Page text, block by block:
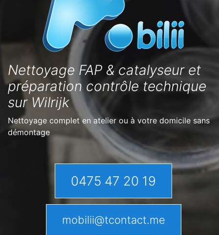
Nettoyage FAP & catalyseur et
préparation contrôle technique
sur Wilrijk
Nettoyage complet en atelier ou à votre domicile sans
démontage
0475 47 20 19
mobilii@tcontact.me